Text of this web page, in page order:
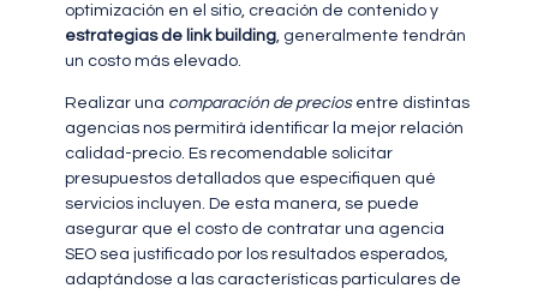
optimización en el sitio, creación de contenido y
estrategias de link building, generalmente tendrán
un costo más elevado.
Realizar una comparación de preciosentre distintas
agencias nos permitirá identificar la mejor relación
calidad-precio. Es recomendable solicitar
presupuestos detallados que especifiquen qué
servicios incluyen. De esta manera, se puede
asegurar que el costo de contratar una agencia
SEO sea justificado por los resultados esperados,
adaptándose a las características particulares de